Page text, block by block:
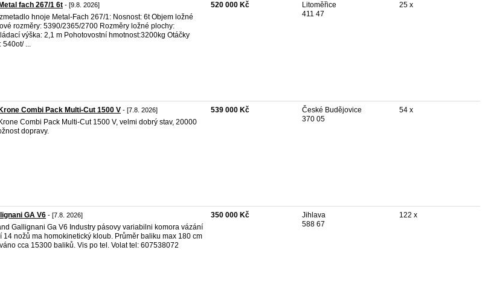
fach 267/1 6t - [9.8. 2026]
hnoje Metal-Fach 267/1: Nosnost: 6t Objem ložné
rozměry: 5390/2365/2700 Rozměry ložné plochy:
výška: 2,1 m Pohotovostní hmotnost:3200kg Otáčky
540ot/ ...
520 000 Kč
Litoměřice
411 47
25 x
Combi Pack Multi-Cut 1500 V - [7.8. 2026]
Combi Pack Multi-Cut 1500 V, velmi dobrý stav, 20000
dopravy.
539 000 Kč
České Budějovice
370 05
54 x
GA V6 - [7.8. 2026]
Gallignani Ga V6 Industry pásovy variabilni komora vázání
14 nožů ma homokinetický kloub. Průměr baliku max 180 cm
cca 15300 baliků. Vis po tel. Volat tel: 607538072
350 000 Kč
Jihlava
588 67
122 x